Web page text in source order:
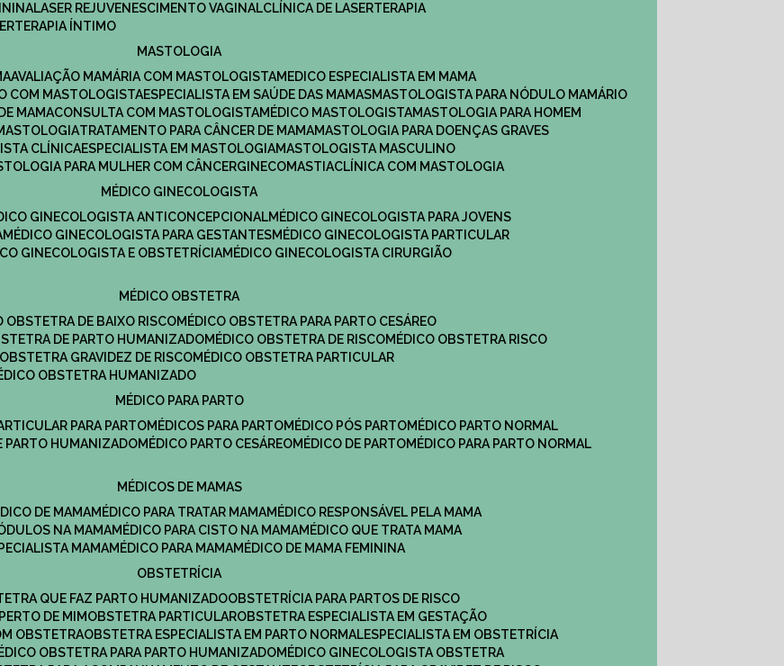
LASER REJUVENESCIMENTO VAGINAL
CLÍNICA DE LASERTERAPIA
ÍNTIMO
MASTOLOGIA
AVALIAÇÃO MAMÁRIA COM MASTOLOGISTA
MEDICO ESPECIALISTA EM MAMA​
COM MASTOLOGISTA ESPECIALISTA EM SAÚDE DAS MAMAS
MASTOLOGISTA PARA NÓDULO MAMÁRIO
MAMA
CONSULTA COM MASTOLOGISTA MÉDICO MASTOLOGISTA
MASTOLOGIA PARA HOMEM
TRATAMENTO PARA CÂNCER DE MAMA
MASTOLOGIA PARA DOENÇAS GRAVES
CLÍNICA ESPECIALISTA EM MASTOLOGIA
MASTOLOGISTA MASCULINO
PARA MULHER COM CÂNCER GINECOMASTIA
CLÍNICA COM MASTOLOGIA
MÉDICO GINECOLOGISTA
GINECOLOGISTA ANTICONCEPCIONAL
MÉDICO GINECOLOGISTA PARA JOVENS
MÉDICO GINECOLOGISTA PARA GESTANTES
MÉDICO GINECOLOGISTA PARTICULAR
GINECOLOGISTA E OBSTETRÍCIA
MÉDICO GINECOLOGISTA CIRURGIÃO
MÉDICO OBSTETRA
OBSTETRA DE BAIXO RISCO
MÉDICO OBSTETRA PARA PARTO CESÁREO
DE PARTO HUMANIZADO MÉDICO OBSTETRA DE RISCO
MÉDICO OBSTETRA RISCO
OBSTETRA GRAVIDEZ DE RISCO
MÉDICO OBSTETRA PARTICULAR
OBSTETRA HUMANIZADO
MÉDICO PARA PARTO
PARA PARTO MÉDICOS PARA PARTO MÉDICO PÓS PARTO
MÉDICO PARTO NORMAL
PARTO HUMANIZADO MÉDICO PARTO CESÁREO MÉDICO DE PARTO
MÉDICO PARA PARTO NORMAL
MÉDICOS DE MAMAS
DE MAMA MÉDICO PARA TRATAR MAMA
MÉDICO RESPONSÁVEL PELA MAMA
NA MAMA MÉDICO PARA CISTO NA MAMA
MÉDICO QUE TRATA MAMA
MAMA MÉDICO PARA MAMA
MÉDICO DE MAMA FEMININA
OBSTETRÍCIA
QUE FAZ PARTO HUMANIZADO
OBSTETRÍCIA PARA PARTOS DE RISCO
DE MIM OBSTETRA PARTICULAR
OBSTETRA ESPECIALISTA EM GESTAÇÃO
OBSTETRA OBSTETRA ESPECIALISTA EM PARTO NORMAL ESPECIALISTA EM OBSTETRÍCIA
MÉDICO OBSTETRA PARA PARTO HUMANIZADO
MÉDICO GINECOLOGISTA OBSTETRA